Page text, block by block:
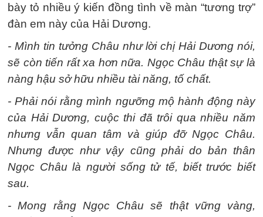
bày tỏ nhiều ý kiến đồng tình về màn “tương trợ”
đàn em này của Hải Dương.
- Mình tin tưởng Châu như lời chị Hải Dương nói,
sẽ còn tiến rất xa hơn nữa. Ngọc Châu thật sự là
nàng hậu sở hữu nhiều tài năng, tố chất.
- Phải nói rằng mình ngưỡng mộ hành động này
của Hải Dương, cuộc thi đã trôi qua nhiều năm
nhưng vẫn quan tâm và giúp đỡ Ngọc Châu.
Nhưng được như vậy cũng phải do bản thân
Ngọc Châu là người sống tử tế, biết trước biết
sau.
- Mong rằng Ngọc Châu sẽ thật vững vàng,